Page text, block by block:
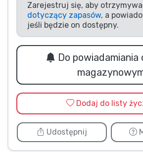
Zarejestruj się, aby
dotyczący zapasów, a
jeśli będzie on dostępny.
Do powiadamiania
Dodaj do listy
Udostępnij